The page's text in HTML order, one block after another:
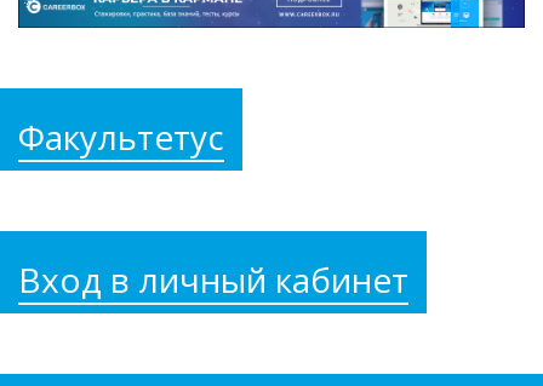
Факультетус
Вход в личный кабинет